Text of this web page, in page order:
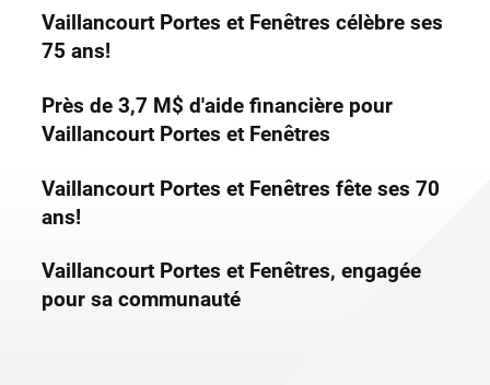
Vaillancourt Portes et Fenêtres célèbre ses
75 ans!
Près de 3,7 M$ d'aide financière pour
Vaillancourt Portes et Fenêtres
Vaillancourt Portes et Fenêtres fête ses 70
ans!
Vaillancourt Portes et Fenêtres, engagée
pour sa communauté